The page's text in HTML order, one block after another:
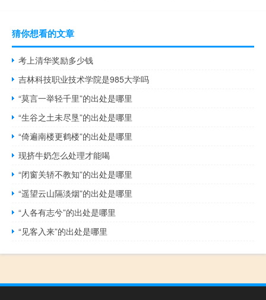
猜你想看的文章
考上清华奖励多少钱
吉林科技职业技术学院是985大学吗
“莫言一举轻千里”的出处是哪里
“生谷之土未尽垦”的出处是哪里
“倚遍南楼更鹤楼”的出处是哪里
现挤牛奶怎么处理才能喝
“闭窗关轿不教知”的出处是哪里
“遥望云山隔淡烟”的出处是哪里
“人各有志兮”的出处是哪里
“见客入来”的出处是哪里